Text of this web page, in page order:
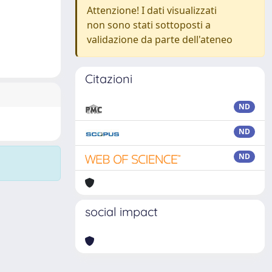
Attenzione! I dati visualizzati
non sono stati sottoposti a
validazione da parte dell'ateneo
Citazioni
ND
ND
ND
social impact